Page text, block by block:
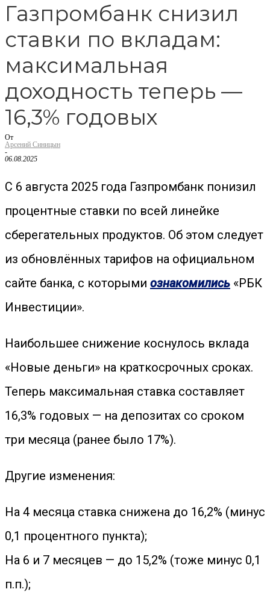
Газпромбанк снизил
ставки по вкладам:
максимальная
доходность теперь —
16,3% годовых
От
Арсений Синицын
-
06.08.2025
С 6 августа 2025 года Газпромбанк понизил
процентные ставки по всей линейке
сберегательных продуктов. Об этом следует
из обновлённых тарифов на официальном
сайте банка, с которыми ознакомились «РБК
Инвестиции».
Наибольшее снижение коснулось вклада
«Новые деньги» на краткосрочных сроках.
Теперь максимальная ставка составляет
16,3% годовых — на депозитах со сроком
три месяца (ранее было 17%).
Другие изменения:
На 4 месяца ставка снижена до 16,2% (минус
0,1 процентного пункта);
На 6 и 7 месяцев — до 15,2% (тоже минус 0,1
п.п.);